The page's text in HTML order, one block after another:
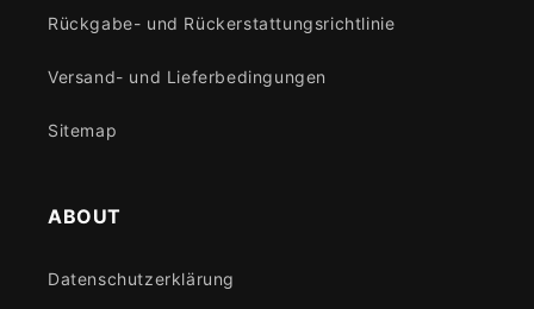
Rückgabe- und Rückerstattungsrichtlinie
Versand- und Lieferbedingungen
Sitemap
ABOUT
Datenschutzerklärung